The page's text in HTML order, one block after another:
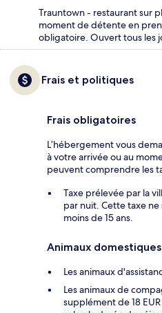
Trauntown - restaurant sur
moment de détente en
obligatoire. Ouvert tous les
Frais et politiques
Frais obligatoires
L’hébergement vous
à votre arrivée ou au
peuvent comprendre les
Taxe prélevée par la
par nuit. Cette taxe
moins de 15 ans.
Animaux domestiques
Les animaux
Les animaux de
supplément de 18